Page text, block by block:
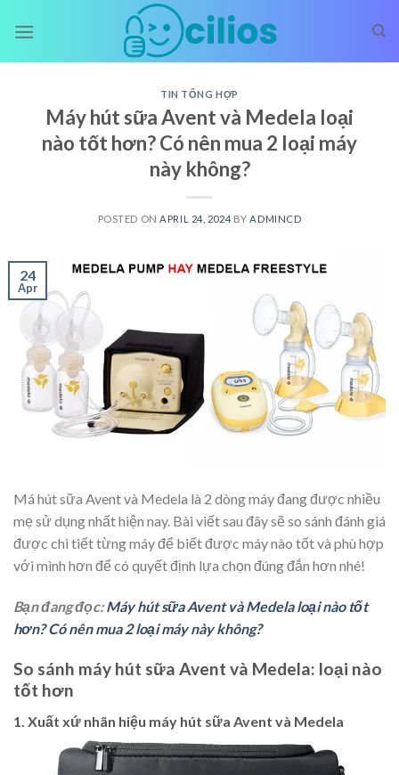
TIN TỔNG HỢP
Máy hút sữa Avent và Medela loại
nào tốt hơn? Có nên mua 2 loại máy
này không?
POSTED ON APRIL 24, 2024 BY ADMINCD
24
Apr
Má hút sữa Avent và Medela là 2 dòng máy đang được nhiều
mẹ sử dụng nhất hiện nay. Bài viết sau đây sẽ so sánh đánh giá
được chi tiết từng máy để biết được máy nào tốt và phù hợp
với mình hơn để có quyết định lựa chọn đúng đắn hơn nhé!
Bạn đang đọc:Máy hút sữa Avent và Medela loại nào tốt
hơn? Có nên mua 2 loại máy này không?
So sánh máy hút sữa Avent và Medela: loại nào
tốt hơn
1. Xuất xứ nhãn hiệu máy hút sữa Avent và Medela